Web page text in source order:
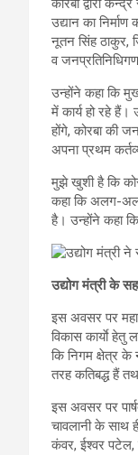
कोरबा द्वारा
उद्यान का
नूतन सिंह ठाकुर,
व
उन्होंने कहा कि
में कार्य हो रहे हैं।
होंगे, कोरबा की
अपना प्रथम
मुझे खुशी है कि
कहा कि अलग-
है। उन्होंने कहा
उद्योग मंत्री के
इस अवसर पर
विकास कार्याे हेतु
कि निगम क्षेत्र के
तरह कतिबद्ध हैं
इस अवसर पर
चावलानी के साथ
कंवर, ईश्वर पटेल,